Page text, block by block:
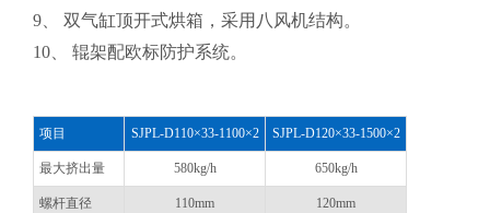
9、 双气缸顶开式烘箱，采用八风机结构。
10、 辊架配欧标防护系统。
项目 SJPL-D110×33-1100×2 SJPL-D120×33-1500×2
最大挤出量 580kg/h 650kg/h
螺杆直径 110mm 120mm